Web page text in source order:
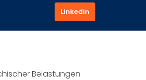
Linkedin
Belastungen